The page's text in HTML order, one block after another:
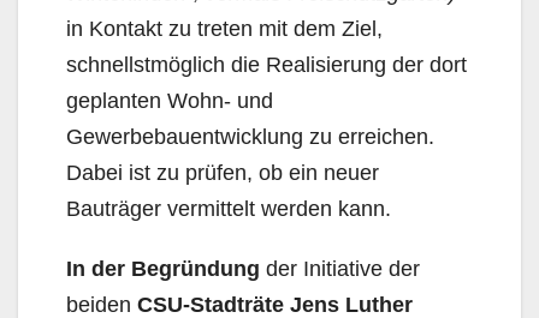
in Kontakt zu treten mit dem Ziel,
schnellstmöglich die Realisierung der dort
geplanten Wohn- und
Gewerbebauentwicklung zu erreichen.
Dabei ist zu prüfen, ob ein neuer
Bauträger vermittelt werden kann.
In der Begründung der Initiative der
beiden CSU-Stadträte Jens Luther